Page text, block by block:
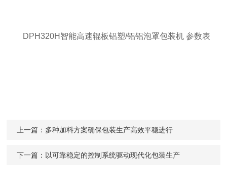
DPH320H智能高速辊板铝塑/铝铝泡罩包装机 参数表
上一篇： 多种加料方案确保包装生产高效平稳进行
下一篇： 以可靠稳定的控制系统驱动现代化包装生产